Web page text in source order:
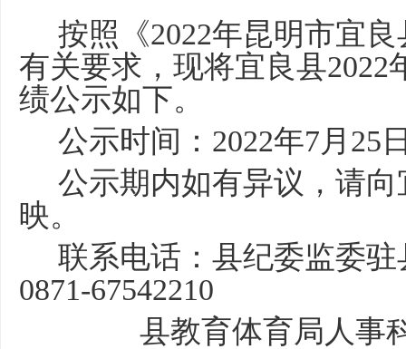
按照《2022年昆明市宜
有关要求，现将宜良县2022
绩公示如下。
公示时间：2022年7月25
公示期内如有异议，请
映。
联系电话：县纪委监委
0871-67542210
县教育体育局人事